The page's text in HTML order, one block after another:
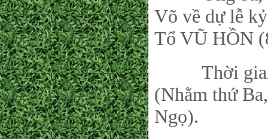
Võ về dự lễ
Tổ VŨ HỒN
Thời gian:
(Nhằm thứ
Ngọ).